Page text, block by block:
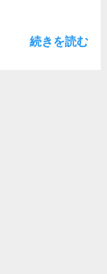
続きを読む